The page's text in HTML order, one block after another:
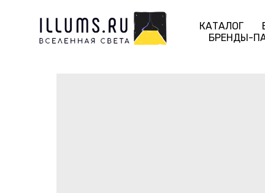
КАТАЛОГ
БРЕНДЫ-